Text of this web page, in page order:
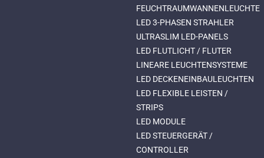
FEUCHTRAUMWANNENLEUCHTE
LED 3-PHASEN STRAHLER
ULTRASLIM LED-PANELS
LED FLUTLICHT / FLUTER
LINEARE LEUCHTENSYSTEME
LED DECKENEINBAULEUCHTEN
LED FLEXIBLE LEISTEN /
STRIPS
LED MODULE
LED STEUERGERÄT /
CONTROLLER